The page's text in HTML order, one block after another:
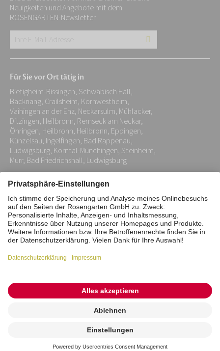
Neuigkeiten und Angebote mit dem
ROSENGARTEN-Newsletter.
E-
Adresse:
*
Für Sie vor Ort tätig in
Bietigheim-Bissingen, Schwäbisch Hall,
Backnang, Crailsheim, Kornwestheim,
Vaihingen an der Enz, Neckarsulm, Mühlacker,
Ditzingen, Heilbronn, Remseck am Neckar,
Öhringen, Heilbronn, Heilbronn, Eppingen,
Künzelsau, Ingelfingen, Bad Rappenau,
Ludwigsburg, Korntal-Münchingen, Steinheim,
Murr, Bad Friedrichshall, Ludwigsburg
Impressum Datenschutz
Stiftung
Interne Meldestelle
Zahlungsmittel
Barrierefreiheitserklärung
Vertrag widerrufen
© 2026 ROSENGARTEN-Tierbestattung